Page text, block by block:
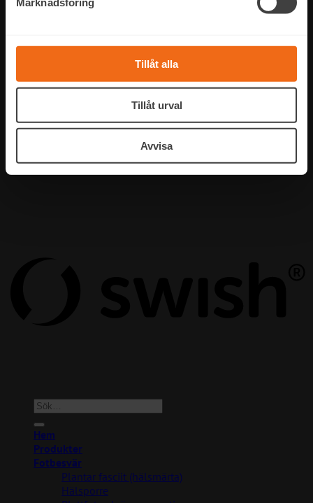
Tillåt alla
Tillåt urval
Avvisa
Sök
Hem
Produkter
Fotbesvär
Plantar fasciit (hälsmärta)
Hälsporre